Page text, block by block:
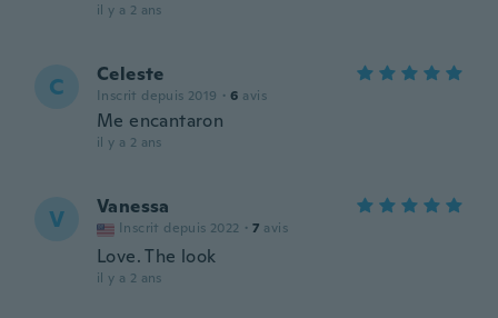
il y a 2 ans
C Celeste
Inscrit depuis 2019 · 6 avis
Me encantaron
il y a 2 ans
V Vanessa
Inscrit depuis 2022 · 7 avis
Love. The look
il y a 2 ans